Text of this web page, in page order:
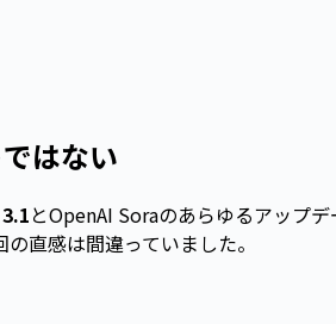
はない
とOpenAI Soraのあらゆるアップ
直感は間違っていました。